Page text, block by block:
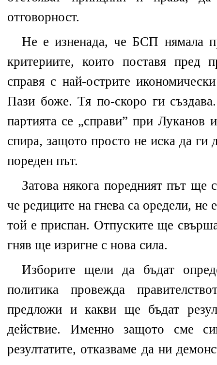
отговорност.
Не е изненада, че БСП нямала
критериите, които поставя пред
справя с най-острите
Пази боже. Тя по-скоро ги
партията се „справи” при Луканов
спира, защото просто не иска да ги
пореден път.
Затова някога поредният път ще
че редиците на гнева са оредели, не
той е приспан. Отпуските ще
гняв ще изригне с нова сила.
Изборите щели да бъдат
политика провежда
предложи и какви ще бъдат
действие. Именно защото сме
резултатите, отказваме да ни